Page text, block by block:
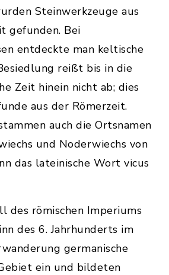
Steinwerkzeuge aus
gefunden. Bei
entdeckte man keltische
reißt bis in die
Zeit hinein nicht ab; dies
aus der Römerzeit.
auch die Ortsnamen
und Noderwiechs von
das lateinische Wort vicus
des römischen Imperiums
des 6. Jahrhunderts im
germanische
ein und bildeten